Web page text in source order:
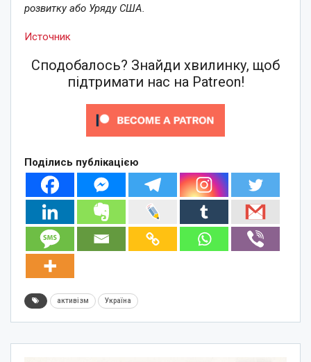
розвитку або Уряду США.
Источник
Сподобалось? Знайди хвилинку, щоб
підтримати нас на Patreon!
Поділись публікацією
активізм Україна